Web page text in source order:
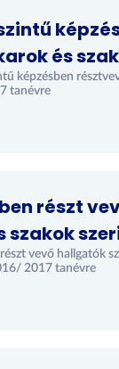
és
képzésben
tanévre
részt
vevő hallgatók
2017 tanévre